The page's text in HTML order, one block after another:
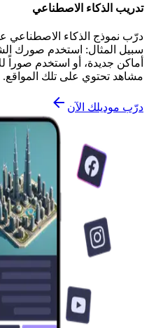
تدريب الذكاء الاصطناعي
درّب نموذج الذكاء الاصطناعي
سبيل المثال: استخدم صورك
أماكن جديدة، أو استخدم صوراً
مشاهد تحتوي على تلك المواقع.
درّب موديلك الآن